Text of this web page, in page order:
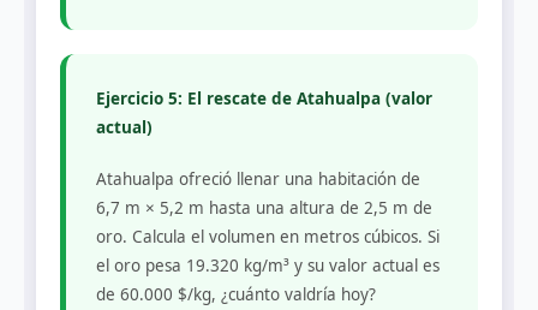
Ejercicio 5: El rescate de Atahualpa (valor
actual)
Atahualpa ofreció llenar una habitación de
6,7 m × 5,2 m hasta una altura de 2,5 m de
oro. Calcula el volumen en metros cúbicos. Si
el oro pesa 19.320 kg/m³ y su valor actual es
de 60.000 $/kg, ¿cuánto valdría hoy?